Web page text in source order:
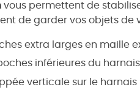
vous permettent de
de garder vos objets de
extra larges en maille
inférieures du
verticale sur le